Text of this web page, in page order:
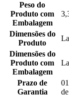
Peso do
Produto com
Embalagem
Dimensões do
Produto
Dimensões do
Produto com
Embalagem
Prazo de
Garantia